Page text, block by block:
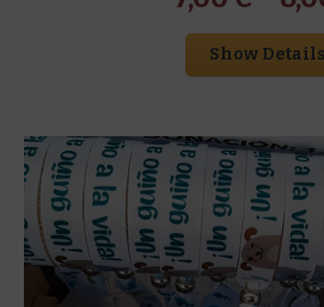
Show Details